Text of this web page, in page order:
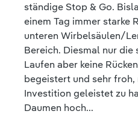
ständige Stop & Go.
einem Tag immer starke
unteren Wirbelsäulen/
Bereich. Diesmal nur die
Laufen aber keine
begeistert und sehr
Investition geleistet zu
Daumen hoch...